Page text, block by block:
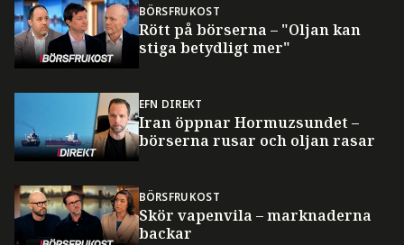
BÖRSFRUKOST
Rött på börserna – "Oljan kan
stiga betydligt mer"
EFN DIREKT
Iran öppnar Hormuzsundet –
börserna rusar och oljan rasar
BÖRSFRUKOST
Skör vapenvila – marknaderna
backar